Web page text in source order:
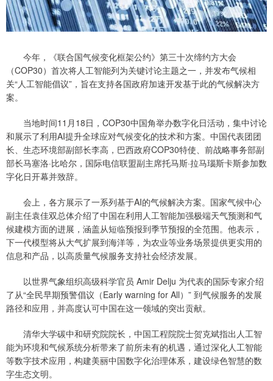
今年，《联合国气候变化框架公约》第三十次缔约方大会
（COP30）首次将人工智能列为关键讨论主题之一，并发布气候相
关“人工智能倡议”，旨在支持各国政府加速开发基于此的气候解决方
案。
当地时间11月18日，COP30中国角举办数字化日活动，集中讨论
和展示了利用AI提升全球应对气候变化的技术和方案。中国代表团团
长、生态环境部副部长李高，巴西政府COP30特使、前战略事务部副
部长马塞洛·比哈尔，国际电信联盟副主席托马斯·拉马瑙斯卡斯参加数
字化日开幕并致辞。
会上，各方展示了一系列基于AI的气候解决方案。国家气候中心
副主任袁佳双总体介绍了中国在利用人工智能加强极端天气预测和气
候建模方面的进展，涵盖从短临预报到季节预报的全范围。他表示，
下一代模型将从大气扩展到海洋等，为农业等业务场景提供更实用的
信息和产品，以高质量气候服务支持社会经济发展。
以世界气象组织高级科学官员 Amir Delju 为代表的国际专家介绍
了从“全民早期预警倡议（Early warning for All）” 到气候服务的发展
路径和应用，并高度认可中国在这一领域的突出贡献。
清华大学碳中和研究院院长，中国工程院院士贺克斌指出人工智
能为环境和气候系统分析带来了前所未有的机遇，通过深化人工智能
等数字技术应用，构建美丽中国数字化治理体系，建设绿色智慧的数
字生态文明。